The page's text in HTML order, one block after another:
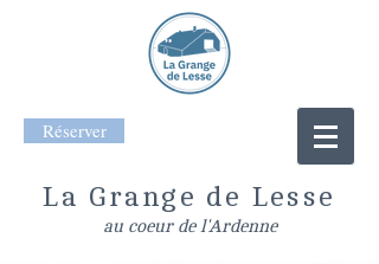
Réserver
La Grange de Lesse
au coeur de l'Ardenne